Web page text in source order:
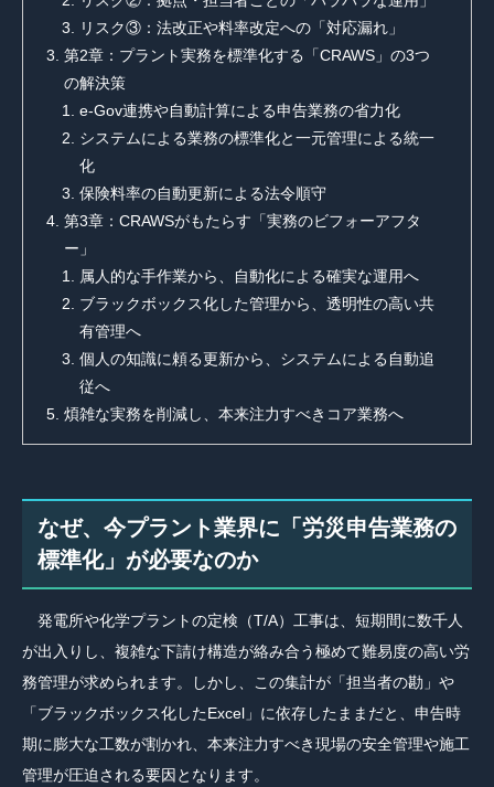
リスク③：法改正や料率改定への「対応漏れ」
第2章：プラント実務を標準化する「CRAWS」の3つ
の解決策
e-Gov連携や自動計算による申告業務の省力化
システムによる業務の標準化と一元管理による統一
化
保険料率の自動更新による法令順守
第3章：CRAWSがもたらす「実務のビフォーアフタ
ー」
属人的な手作業から、自動化による確実な運用へ
ブラックボックス化した管理から、透明性の高い共
有管理へ
個人の知識に頼る更新から、システムによる自動追
従へ
煩雑な実務を削減し、本来注力すべきコア業務へ
なぜ、今プラント業界に「労災申告業務の
標準化」が必要なのか
発電所や化学プラントの定検（T/A）工事は、短期間に数千人
が出入りし、複雑な下請け構造が絡み合う極めて難易度の高い労
務管理が求められます。しかし、この集計が「担当者の勘」や
「ブラックボックス化したExcel」に依存したままだと、申告時
期に膨大な工数が割かれ、本来注力すべき現場の安全管理や施工
管理が圧迫される要因となります。